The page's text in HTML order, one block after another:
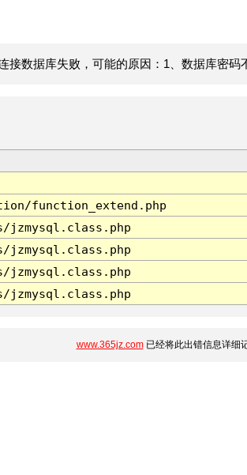
接数据库失败，可能的原因：1、数据库密码
function_extend.php
jzmysql.class.php
jzmysql.class.php
jzmysql.class.php
jzmysql.class.php
www.365jz.com已经将此出错信息详细